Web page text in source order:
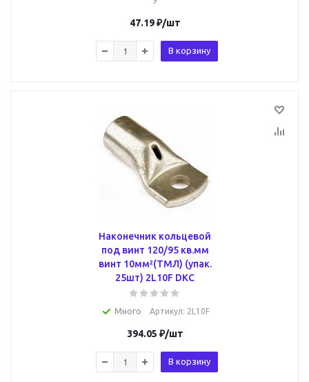
47.19₽/шт
В корзину
Наконечник кольцевой
под винт 120/95 кв.мм
винт 10мм²(ТМЛ) (упак.
25шт) 2L10F DKC
Много Артикул: 2L10F
394.05 ₽/шт
В корзину